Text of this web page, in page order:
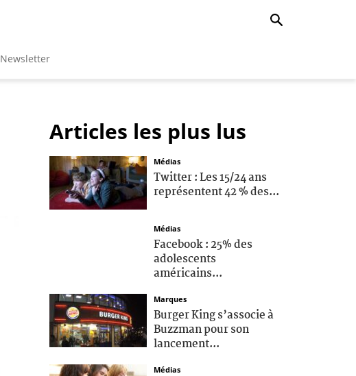
Newsletter
Articles les plus lus
Médias
Twitter : Les 15/24 ans
représentent 42 % des...
Médias
Facebook : 25% des
adolescents
américains...
Marques
Burger King s’associe à
Buzzman pour son
lancement...
Médias